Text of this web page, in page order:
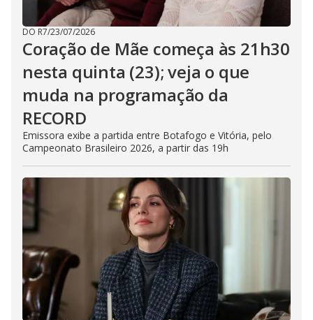
DO R7/23/07/2026
Coração de Mãe começa às 21h30
nesta quinta (23); veja o que
muda na programação da
RECORD
Emissora exibe a partida entre Botafogo e Vitória, pelo
Campeonato Brasileiro 2026, a partir das 19h